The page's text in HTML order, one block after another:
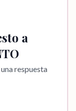
a
respuesta